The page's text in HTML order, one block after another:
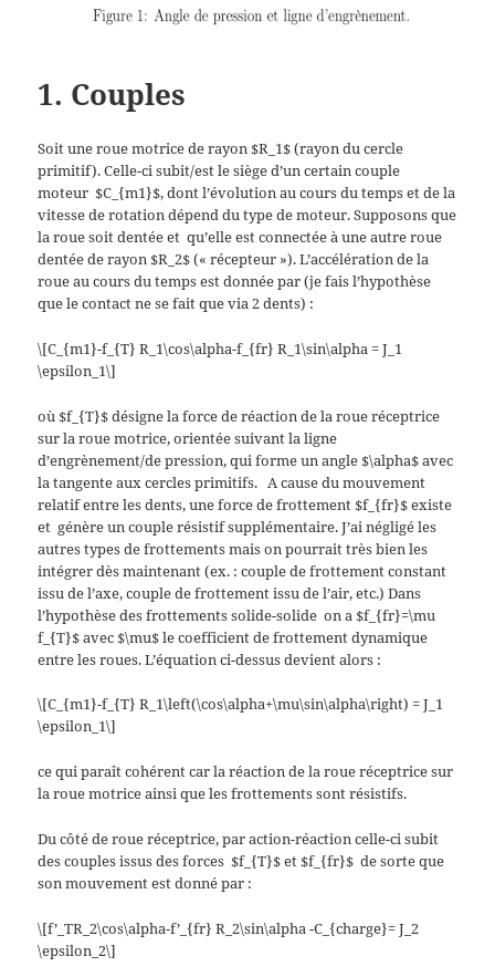
1. Couples
Soit une roue motrice de rayon $R_1$ (rayon du cercle
primitif). Celle-ci subit/est le siège d’un certain couple
moteur $C_{m1}$, dont l’évolution au cours du temps et de la
vitesse de rotation dépend du type de moteur. Supposons que
la roue soit dentée et qu’elle est connectée à une autre roue
dentée de rayon $R_2$ (« récepteur »). L’accélération de la
roue au cours du temps est donnée par (je fais l’hypothèse
que le contact ne se fait que via 2 dents) :
\[C_{m1}-f_{T} R_1\cos\alpha-f_{fr} R_1\sin\alpha = J_1
\epsilon_1\]
où $f_{T}$ désigne la force de réaction de la roue réceptrice
sur la roue motrice, orientée suivant la ligne
d’engrènement/de pression, qui forme un angle $\alpha$ avec
la tangente aux cercles primitifs. A cause du mouvement
relatif entre les dents, une force de frottement $f_{fr}$ existe
et génère un couple résistif supplémentaire. J’ai négligé les
autres types de frottements mais on pourrait très bien les
intégrer dès maintenant (ex. : couple de frottement constant
issu de l’axe, couple de frottement issu de l’air, etc.) Dans
l’hypothèse des frottements solide-solide on a $f_{fr}=\mu
f_{T}$ avec $\mu$ le coefficient de frottement dynamique
entre les roues. L’équation ci-dessus devient alors :
\[C_{m1}-f_{T} R_1\left(\cos\alpha+\mu\sin\alpha\right) = J_1
\epsilon_1\]
ce qui paraît cohérent car la réaction de la roue réceptrice sur
la roue motrice ainsi que les frottements sont résistifs.
Du côté de roue réceptrice, par action-réaction celle-ci subit
des couples issus des forces $f_{T}$ et $f_{fr}$ de sorte que
son mouvement est donné par :
\[f’_TR_2\cos\alpha-f’_{fr} R_2\sin\alpha -C_{charge}= J_2
\epsilon_2\]